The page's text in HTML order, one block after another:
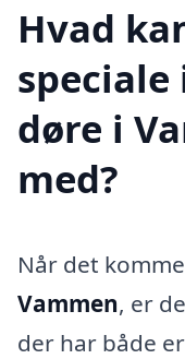
Hvad
døre i
med?
Når det
Vammen, er
der har både